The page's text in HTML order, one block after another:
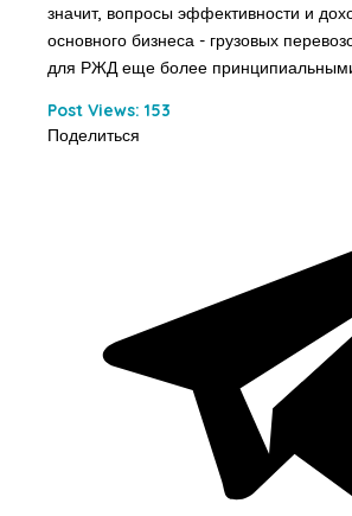
значит, вопросы эффективности и
основного бизнеса - грузовых
для РЖД еще более
Post Views: 153
Поделиться